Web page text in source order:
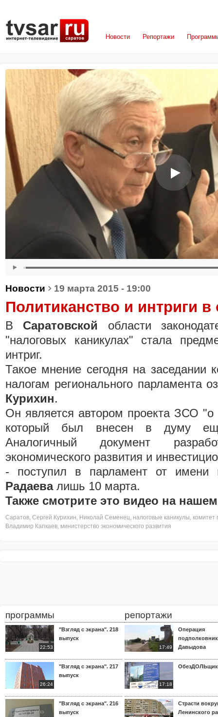
Новости Репортажи
Новости › 19 марта 2015 - 19:00
Политиканство и интриги
В Саратовской области
"налоговых каникулах" стала
интриг.
Такое мнение сегодня на заседании
налогам регионального парламента
Курихин.
Он является автором проекта ЗСО "о
который был внесен в думу
Аналогичный документ
экономического развития и
- поступил в парламент от имени
Радаевалишь 10 марта.
Также смотрите это видео на
Саратов, Сергей Курихин, Николай Семенец, налоговые каникулы, комитет
Владимир Капкаев, министерство экономического развития
программы
22:53
"Взгляд с экрана". 218
выпуск
26:24
"Взгляд с экрана". 217
выпуск
"Взгляд с экрана". 216
выпуск
репортажи
17:49
Операция
Давыдова
17:18
Страсти
Ленинского